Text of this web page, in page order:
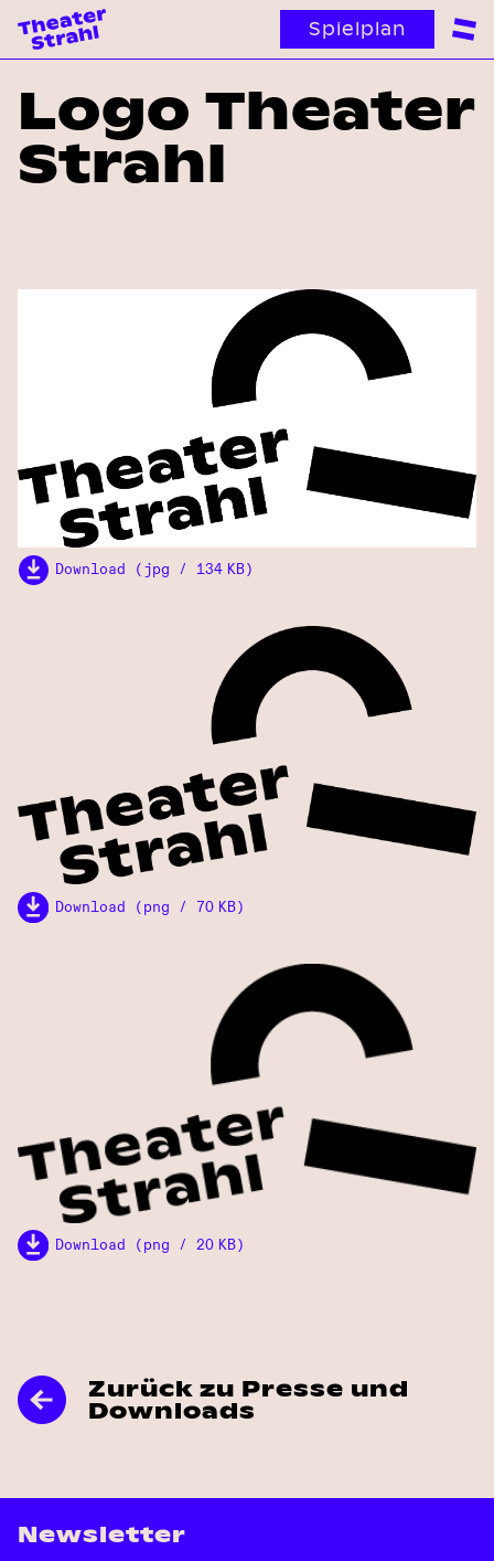
Spielplan
Logo Theater
Strahl
Download (jpg / 134 KB)
Download (png / 70 KB)
Download (png / 20 KB)
Zurück zu Presse und
Downloads
Newsletter